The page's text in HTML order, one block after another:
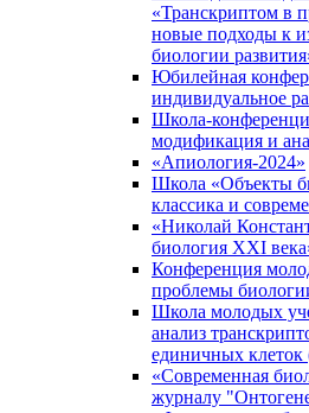
«Транскриптом в
новые подходы к
биологии
Юбилейная
индивидуальное
Школа-
модификация и
«Апиология-2024»
Школа «Объекты
классика и
«Николай
биология XXI
Конференция
проблемы
Школа молодых
анализ
единичных клеток
«Современная
журналу